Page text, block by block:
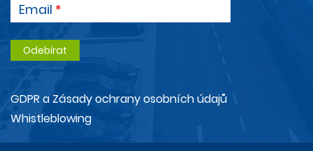
Email
GDPR a Zásady ochrany osobních údajů
Whistleblowing